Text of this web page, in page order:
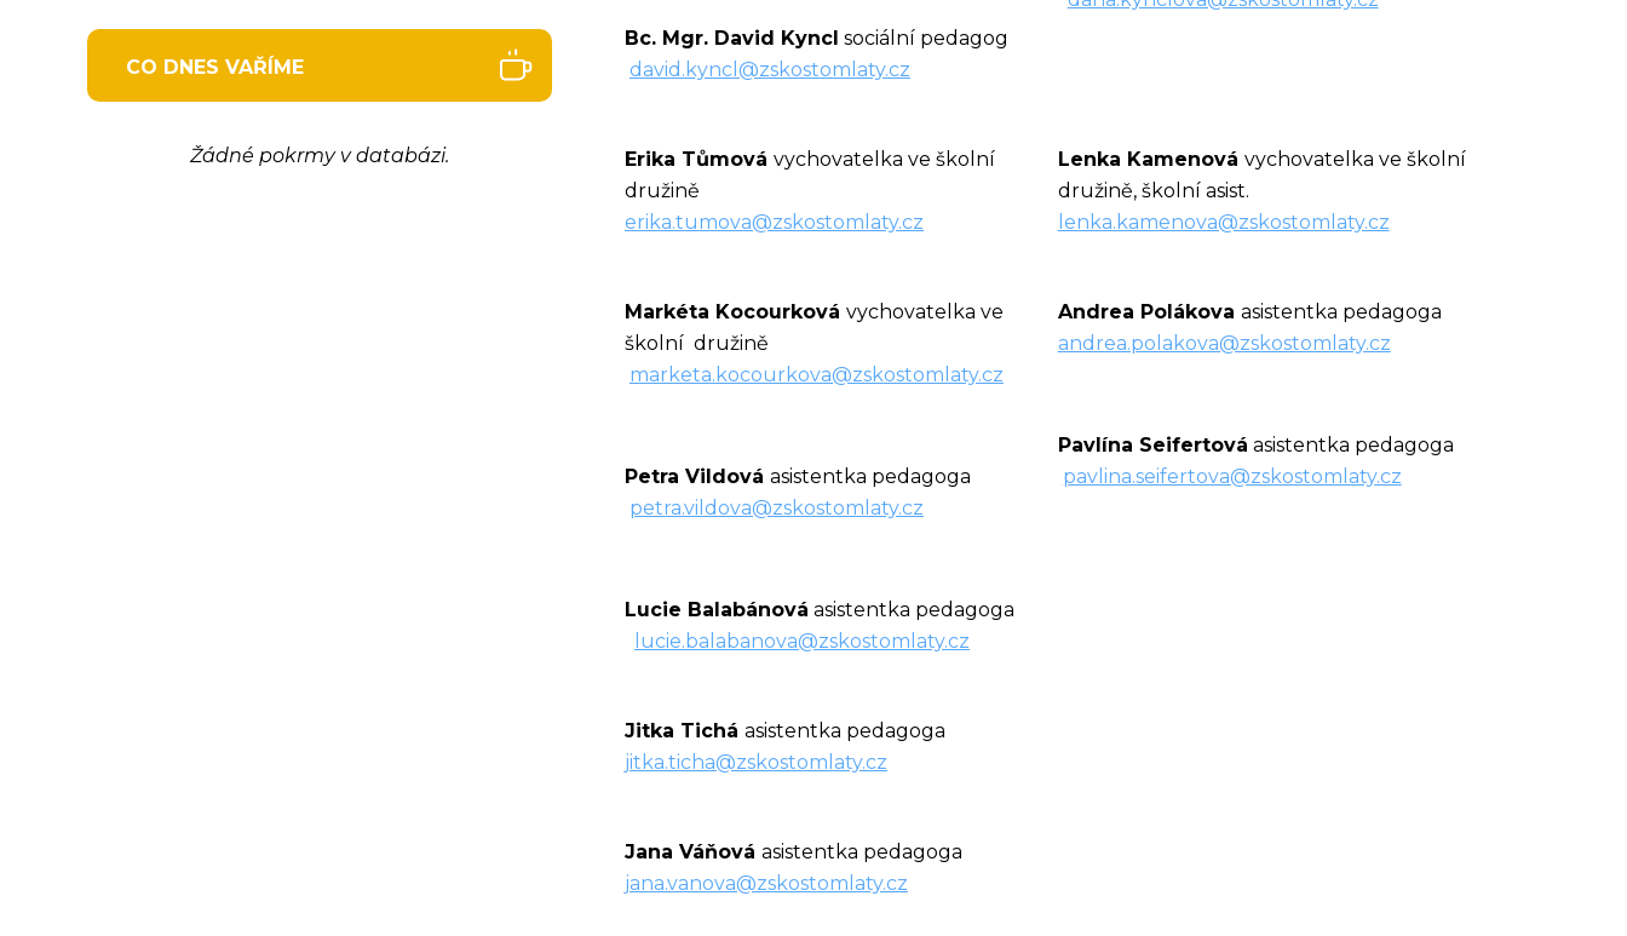
Bc. Mgr. David Kyncl sociální pedagog
david.kyncl@zskostomlaty.cz
Erika Tůmová vychovatelka ve školní
družině
erika.tumova@zskostomlaty.cz
Lenka Kamenová vychovatelka ve školní
družině, školní asist.
lenka.kamenova@zskostomlaty.cz
Markéta Kocourková vychovatelka ve
školní družině
marketa.kocourkova@zskostomlaty.cz
Petra Vildová asistentka pedagoga
petra.vildova@zskostomlaty.cz
Lucie Balabánová asistentka pedagoga
lucie.balabanova@zskostomlaty.cz
Andrea Polákova asistentka pedagoga
andrea.polakova@zskostomlaty.cz
Pavlína Seifertová asistentka pedagoga
pavlina.seifertova@zskostomlaty.cz
Jitka Tichá asistentka pedagoga
jitka.ticha@zskostomlaty.cz
Jana Váňová asistentka pedagoga
jana.vanova@zskostomlaty.cz
CO DNES VAŘÍME
Žádné pokrmy v databázi.